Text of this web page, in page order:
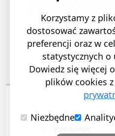
Korzystamy z
dostosować
preferencji oraz w
statystycznych o
Dowiedz się więcej
plików cookies z
Niezbędne